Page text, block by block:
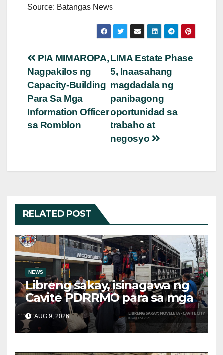
Source: Batangas News
Post
navigation
LIMA Estate Phase
5, Inaasahang
magdadala ng
panibagong
oportunidad sa
trabaho at
negosyo
PIA MIMAROPA,
Nagpakilos ng
Capacity-Building
Para Sa Mga
Information Officer
sa Romblon
RELATED POST
NEWS
Libreng sakay, isinagawa ng
Cavite PDRRMO para sa mga
stranded na commuter
AUG 9, 2026